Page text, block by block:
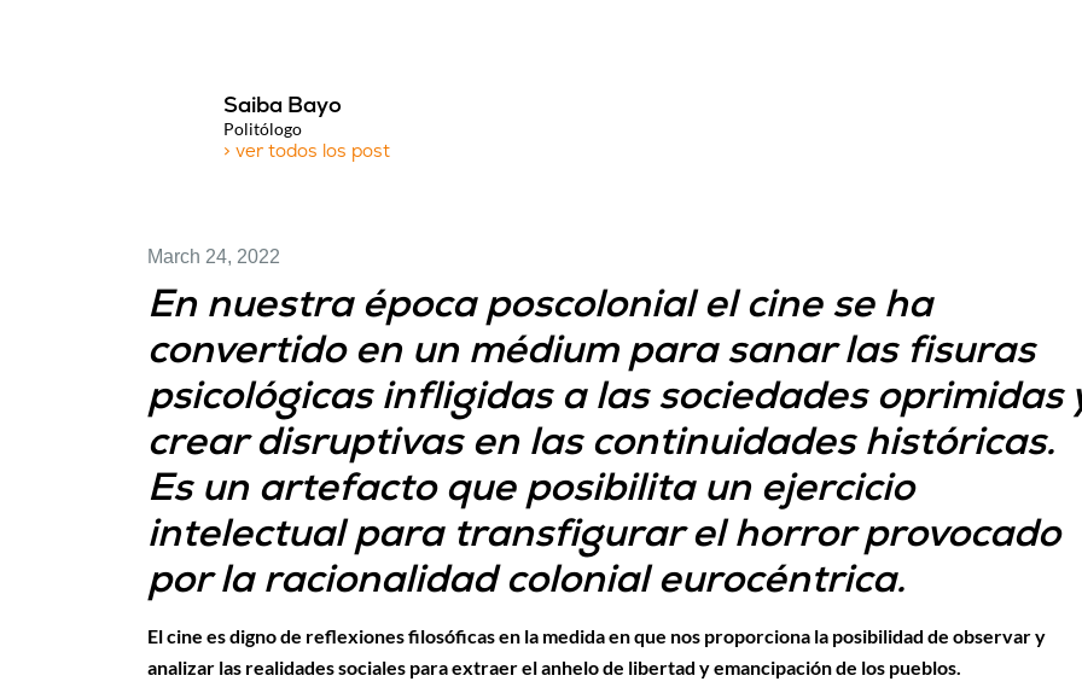
Saiba Bayo
Politólogo
> ver todos los post
March 24, 2022
En nuestra época poscolonial el cine se ha
convertido en un médium para sanar las fisuras
psicológicas infligidas a las sociedades oprimidas
crear disruptivas en las continuidades históricas.
Es un artefacto que posibilita un ejercicio
intelectual para transfigurar el horror provocado
por la racionalidad colonial eurocéntrica.
El cine es digno de reflexiones filosóficas en la medida en que nos proporciona la posibilidad de observar y
analizar las realidades sociales para extraer el anhelo de libertad y emancipación de los pueblos.